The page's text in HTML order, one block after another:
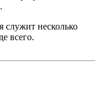
несколько
всего.